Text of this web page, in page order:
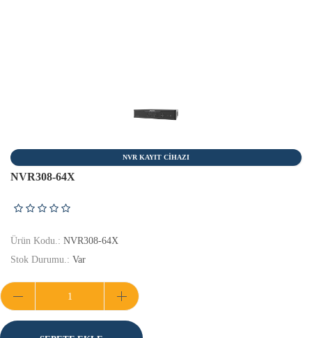
NVR KAYIT CİHAZI
NVR308-64X
Ürün Kodu.: NVR308-64X
Stok Durumu.: Var